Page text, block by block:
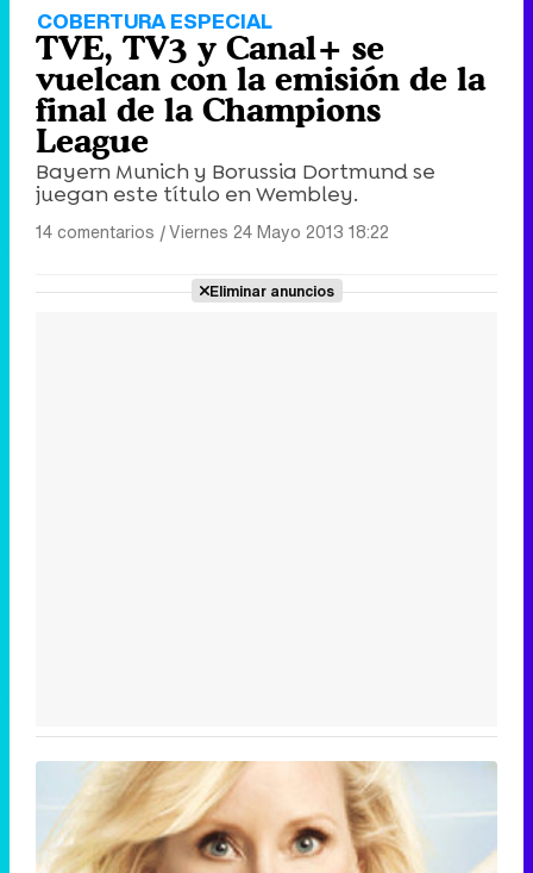
COBERTURA ESPECIAL
TVE, TV3 y Canal+ se
vuelcan con la emisión de la
final de la Champions
League
Bayern Munich y Borussia Dortmund se
juegan este título en Wembley.
14 comentarios |Viernes 24 Mayo 2013 18:22
Eliminar anuncios